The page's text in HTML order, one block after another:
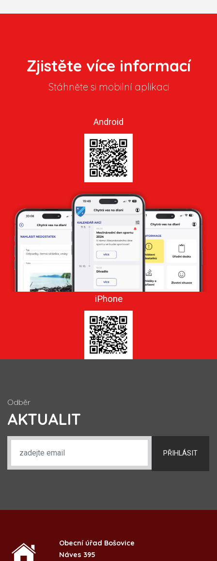
Zjistěte více informací
Stáhněte si mobilní aplikaci
Android
iPhone
Odběr
AKTUALIT
PŘIHLÁSIT
Obecní úřad Bošovice
Náves 395